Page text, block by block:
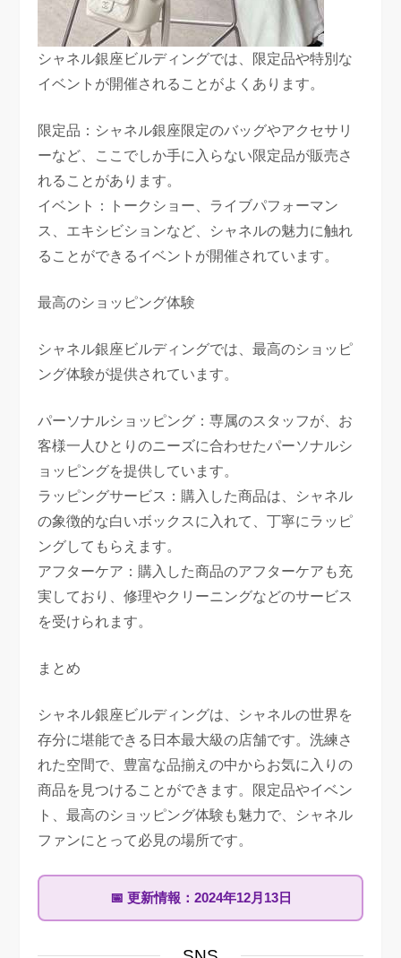
シャネル銀座ビルディングでは、限定品や特別な
イベントが開催されることがよくあります。
限定品：シャネル銀座限定のバッグやアクセサリ
ーなど、ここでしか手に入らない限定品が販売さ
れることがあります。
イベント：トークショー、ライブパフォーマン
ス、エキシビションなど、シャネルの魅力に触れ
ることができるイベントが開催されています。
最高のショッピング体験
シャネル銀座ビルディングでは、最高のショッピ
ング体験が提供されています。
パーソナルショッピング：専属のスタッフが、お
客様一人ひとりのニーズに合わせたパーソナルシ
ョッピングを提供しています。
ラッピングサービス：購入した商品は、シャネル
の象徴的な白いボックスに入れて、丁寧にラッピ
ングしてもらえます。
アフターケア：購入した商品のアフターケアも充
実しており、修理やクリーニングなどのサービス
を受けられます。
まとめ
シャネル銀座ビルディングは、シャネルの世界を
存分に堪能できる日本最大級の店舗です。洗練さ
れた空間で、豊富な品揃えの中からお気に入りの
商品を見つけることができます。限定品やイベン
ト、最高のショッピング体験も魅力で、シャネル
ファンにとって必見の場所です。
📅 更新情報： 2024年12月13日